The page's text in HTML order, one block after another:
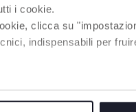
i cookie.
clicca su
indispensabili per